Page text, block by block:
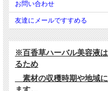
お問い合わせ
友達にメールですすめる
※百香草ハーバル美容液
るため
素材の収穫時期や地域